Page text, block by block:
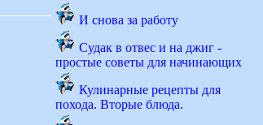
И снова за работу
Судак в отвес и на джиг -
простые советы для начинающих
Кулинарные рецепты для
похода. Вторые блюда.